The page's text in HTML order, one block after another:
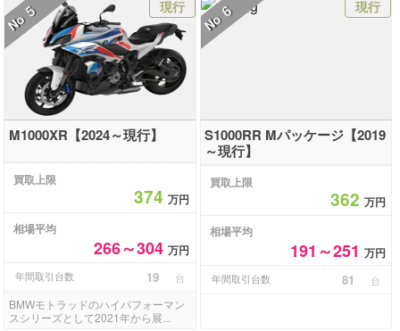
No
5 現行
M1000XR【2024～現行】
買取上限
374万円
相場平均
266～304万円
年間取引台数 19 台
BMWモトラッドのハイパフォーマン
スシリーズとして2021年から展...
No
6 現行
S1000RR Mパッケージ【2019
～現行】
買取上限
362 万円
相場平均
191～251 万円
年間取引台数 81 台